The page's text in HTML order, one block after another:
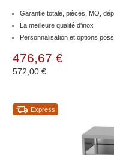
Garantie totale, pièces, MO,
La meilleure qualité d'inox
Personnalisation et options
476,67 €
572,00 €
Express